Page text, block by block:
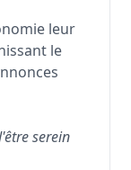
leur
le
serein